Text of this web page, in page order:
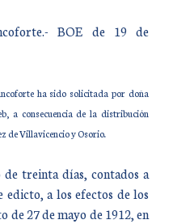
BOE de 19 de
ha sido solicitada por doña
a consecuencia de la distribución
de Villavicencio y Osorio.
treinta días, contados a
a los efectos de los
de 27 de mayo de 1912, en